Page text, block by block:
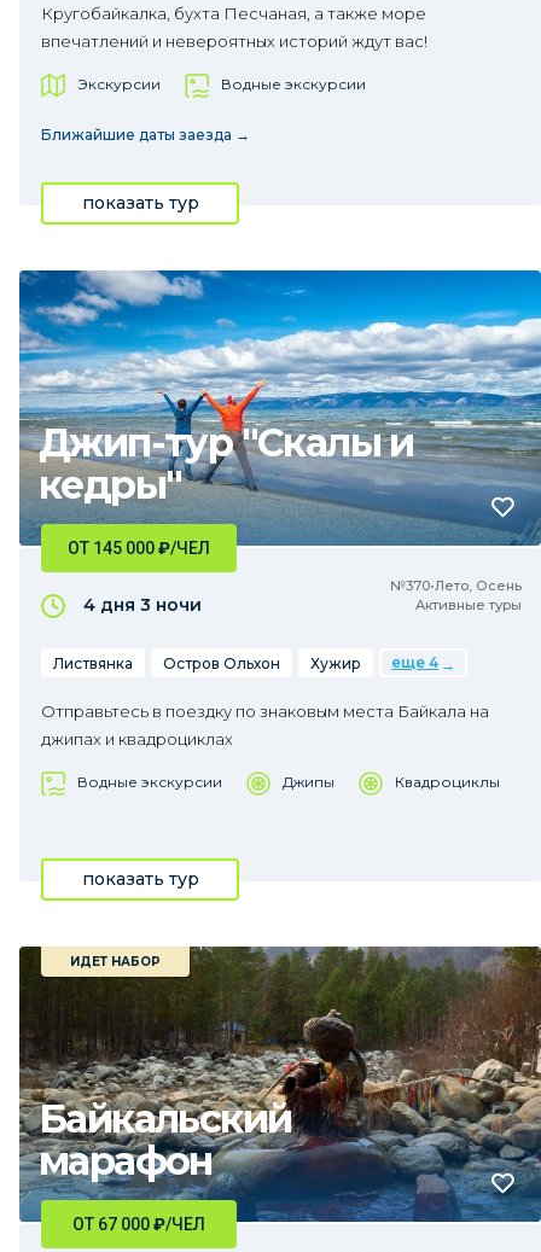
Кругобайкалка, бухта Песчаная, а также море
впечатлений и невероятных историй ждут вас!
Экскурсии Водные экскурсии
Ближайшие даты заезда →
показать тур
Джип-тур "Скалы и
кедры"
№370•Лето, Осень
Активные туры
ОТ 145 000₽/ЧЕЛ
4 дня 3 ночи
Листвянка Остров Ольхон Хужир еще 4
Отправьтесь в поездку по знаковым места Байкала на
джипах и квадроциклах
Водные экскурсии Джипы Квадроциклы
показать тур
Байкальский
марафон
ИДЕТ НАБОР
ОТ 67 000₽/ЧЕЛ